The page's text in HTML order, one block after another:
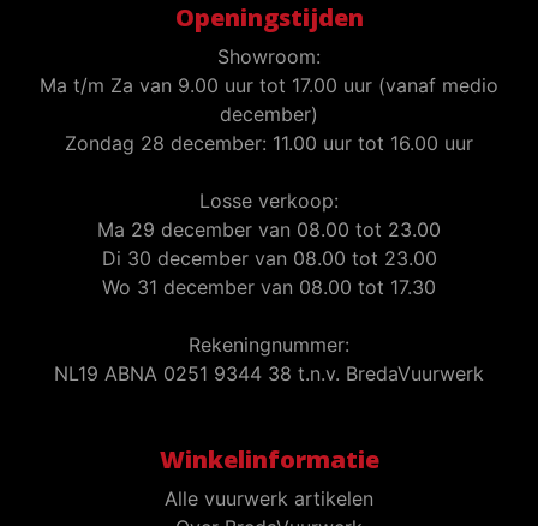
Openingstijden
Showroom:
Ma t/m Za van 9.00 uur tot 17.00 uur (vanaf medio
december)
Zondag 28 december: 11.00 uur tot 16.00 uur
Losse verkoop:
Ma 29 december van 08.00 tot 23.00
Di 30 december van 08.00 tot 23.00
Wo 31 december van 08.00 tot 17.30
Rekeningnummer:
NL19 ABNA 0251 9344 38 t.n.v. BredaVuurwerk
Winkelinformatie
Alle vuurwerk artikelen